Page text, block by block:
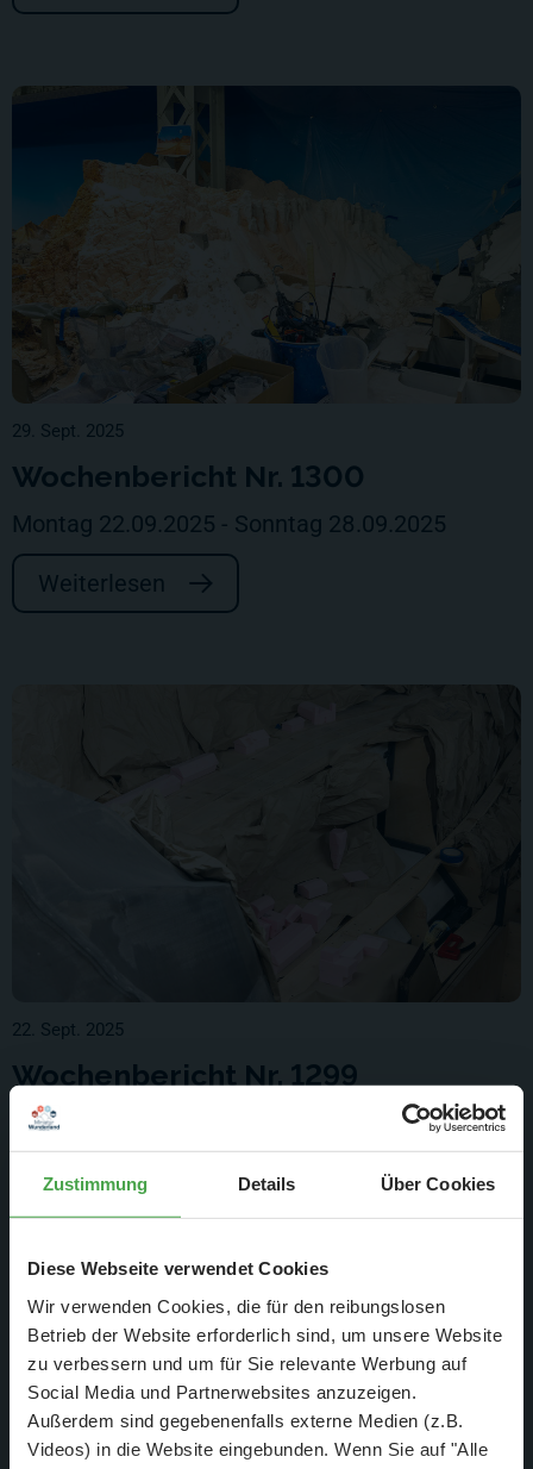
Zustimmung Details Über Cookies
Diese Webseite verwendet Cookies
Wir verwenden Cookies, die für den reibungslosen
Betrieb der Website erforderlich sind, um unsere Website
zu verbessern und um für Sie relevante Werbung auf
Social Media und Partnerwebsites anzuzeigen.
Außerdem sind gegebenenfalls externe Medien (z.B.
Videos) in die Website eingebunden. Wenn Sie auf "Alle
29. Sept. 2025
Wochenbericht Nr. 1300
Montag 22.09.2025 - Sonntag 28.09.2025
Weiterlesen
22. Sept. 2025
Wochenbericht Nr. 1299
Montag 15.09.2025 - Sonntag 21.09.2025
Weiterlesen